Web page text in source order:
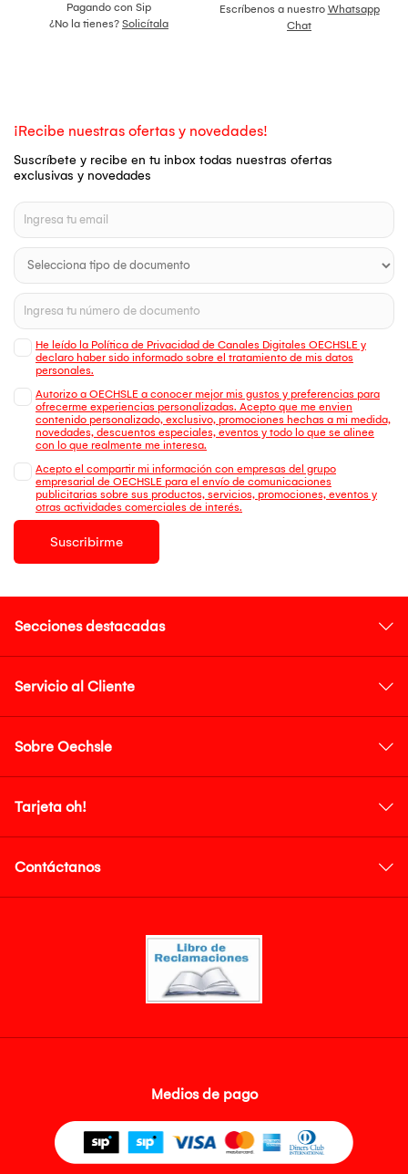
Pagando con Sip
¿No la tienes? Solicítala
Escríbenos a nuestro Whatsapp
Chat
¡Recibe nuestras ofertas y novedades!
Suscríbete y recibe en tu inbox todas nuestras ofertas
exclusivas y novedades
He leído la Política de Privacidad de Canales Digitales OECHSLE y
declaro haber sido informado sobre el tratamiento de mis datos
personales.
Autorizo a OECHSLE a conocer mejor mis gustos y preferencias para
ofrecerme experiencias personalizadas. Acepto que me envien
contenido personalizado, exclusivo, promociones hechas a mi medida,
novedades, descuentos especiales, eventos y todo lo que se alinee
con lo que realmente me interesa.
Acepto el compartir mi información con empresas del grupo
empresarial de OECHSLE para el envío de comunicaciones
publicitarias sobre sus productos, servicios, promociones, eventos y
otras actividades comerciales de interés.
Suscribirme
Secciones destacadas
Servicio al Cliente
Sobre Oechsle
Tarjeta oh!
Contáctanos
Medios de pago